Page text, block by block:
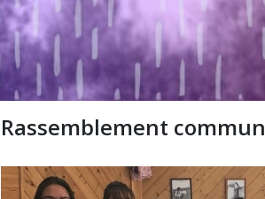
Rassemblement